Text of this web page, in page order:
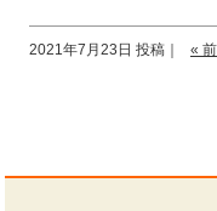
2021年7月23日 投稿｜ «